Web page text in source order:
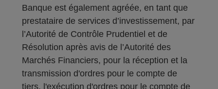
Banque est également agréée, en tant que
prestataire de services d’investissement, par
l’Autorité de Contrôle Prudentiel et de
Résolution après avis de l’Autorité des
Marchés Financiers, pour la réception et la
transmission d'ordres pour le compte de
tiers, l'exécution d'ordres pour le compte de